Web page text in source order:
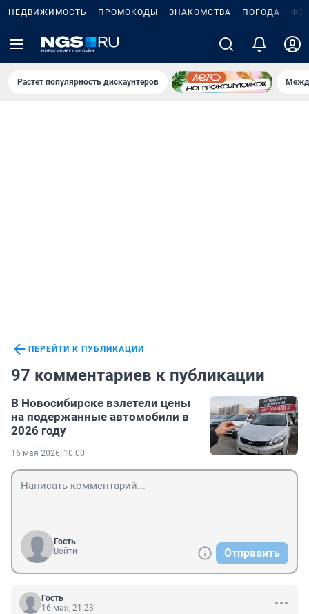
НЕДВИЖИМОСТЬ ПРОМОКОДЫ ЗНАКОМСТВА ПОГОДА
Растет популярность дискаунтеров
ПЕРЕЙТИ К ПУБЛИКАЦИИ
97 комментариев к публикации
В Новосибирске взлетели цены
на подержанные автомобили в
2026 году
16 мая 2026, 10:00
Гость
Войти
Отправить
Гость
16 мая, 21:23